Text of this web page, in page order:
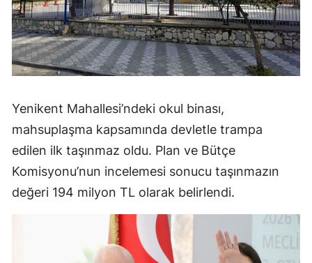
Yenikent Mahallesi’ndeki okul binası,
mahsuplaşma kapsamında devletle trampa
edilen ilk taşınmaz oldu. Plan ve Bütçe
Komisyonu’nun incelemesi sonucu taşınmazın
değeri 194 milyon TL olarak belirlendi.